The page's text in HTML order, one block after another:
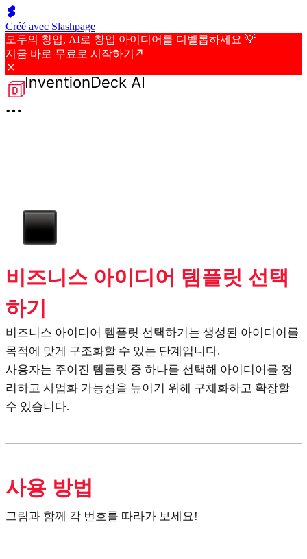
Créé avec Slashpage
모두의 창업, AI로 창업 아이디어를 디벨롭하세요 💡
지금 바로 무료로 시작하기
비즈니스 아이디어 템플릿 선택
하기
비즈니스 아이디어 템플릿 선택하기는 생성된 아이디어를
목적에 맞게 구조화할 수 있는 단계입니다.
사용자는 주어진 템플릿 중 하나를 선택해 아이디어를 정
리하고 사업화 가능성을 높이기 위해 구체화하고 확장할
수 있습니다.
사용 방법
그림과 함께 각 번호를 따라가 보세요!